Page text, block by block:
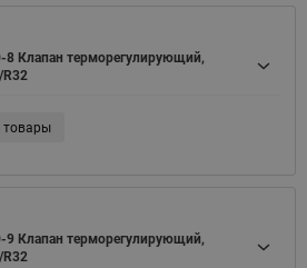
8 Клапан терморегулирующий,
R32
товары
9 Клапан терморегулирующий,
R32